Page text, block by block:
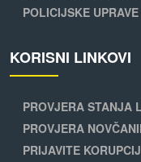
POLICIJSKE UPRAVE
KORISNI LINKOVI
PROVJERA STANJA
PROVJERA
PRIJAVITE